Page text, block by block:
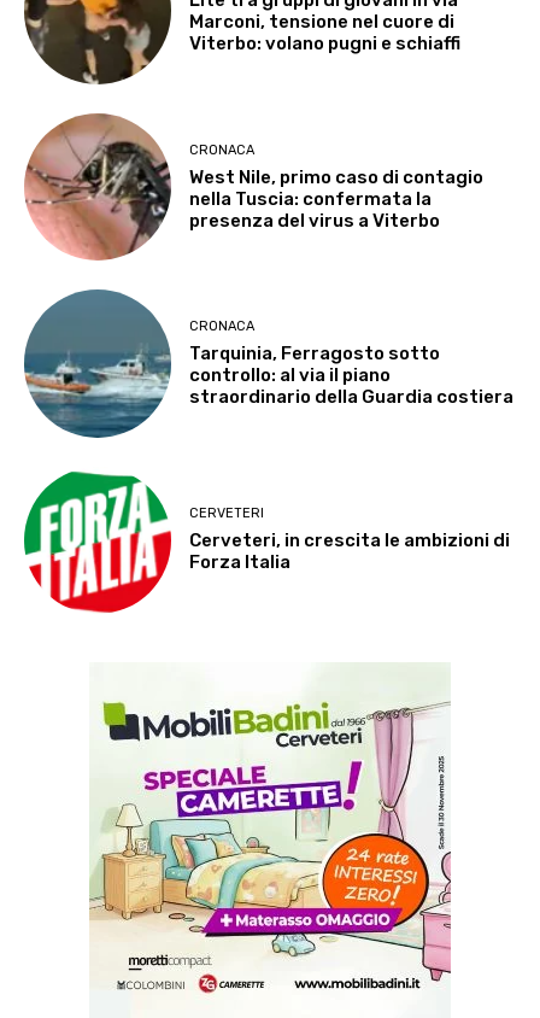
Marconi, tensione nel cuore di
Viterbo: volano pugni e schiaffi
CRONACA
West Nile, primo caso di contagio
nella Tuscia: confermata la
presenza del virus a Viterbo
CRONACA
Tarquinia, Ferragosto sotto
controllo: al via il piano
straordinario della Guardia costiera
CERVETERI
Cerveteri, in crescita le ambizioni di
Forza Italia